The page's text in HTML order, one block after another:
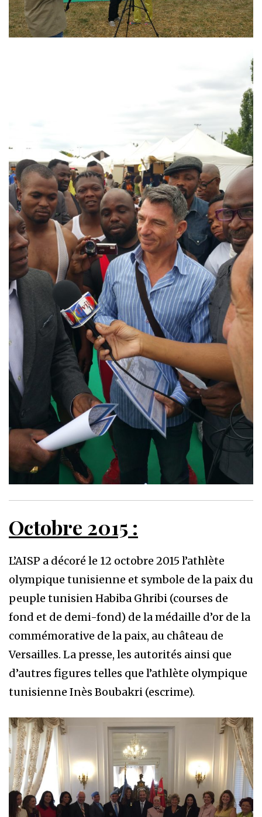
Octobre 2015 :
L’AISP a décoré le 12 octobre 2015 l’athlète
olympique tunisienne et symbole de la paix du
peuple tunisien Habiba Ghribi (courses de
fond et de demi-fond) de la médaille d’or de la
commémorative de la paix, au château de
Versailles. La presse, les autorités ainsi que
d’autres figures telles que l’athlète olympique
tunisienne Inès Boubakri (escrime).